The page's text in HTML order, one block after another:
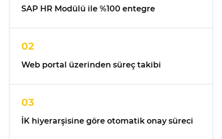
SAP HR Modülü ile %100 entegre
02
Web portal üzerinden süreç takibi
03
İK hiyerarşisine göre otomatik onay süreci